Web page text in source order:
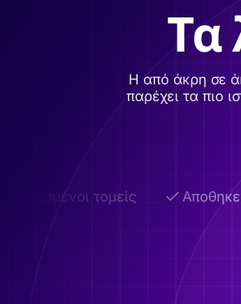
Τα
Η από άκρη σε
παρέχει τα πιο
τομείς